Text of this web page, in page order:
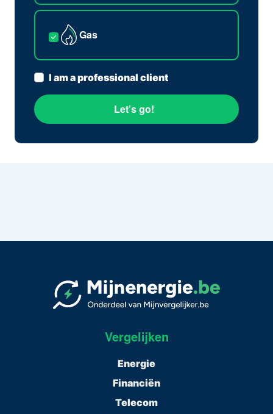
Gas
I am a professional client
Let’s go!
Vergelijken
Energie
Financiën
Telecom